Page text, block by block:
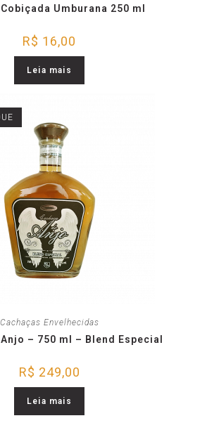
Umburana 250 ml
R$ 16,00
Leia mais
Cachaças Envelhecidas
– 750 ml – Blend Especial
R$ 249,00
Leia mais